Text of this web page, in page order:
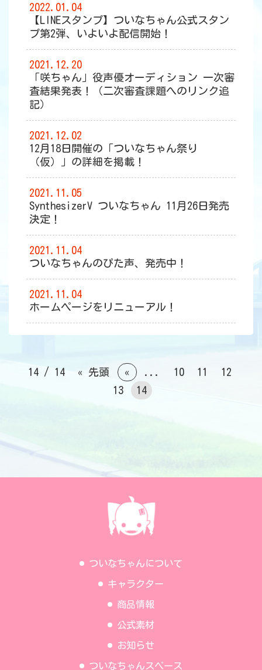
2022.01.04
【LINEスタンプ】ついなちゃん公式スタン
プ第2弾、いよいよ配信開始！
2021.12.20
「咲ちゃん」役声優オーディション 一次審
査結果発表！（二次審査課題へのリンク追
記）
2021.12.02
12月18日開催の「ついなちゃん祭り
（仮）」の詳細を掲載！
2021.11.05
SynthesizerV ついなちゃん 11月26日発売
決定！
2021.11.04
ついなちゃんのぴた声、発売中！
2021.11.04
ホームページをリニューアル！
14 / 14 « 先頭 « ... 10 11
12
13
14
ついなちゃんについて
キャラクター
商品情報
公式素材
お知らせ
ついなちゃんスペース